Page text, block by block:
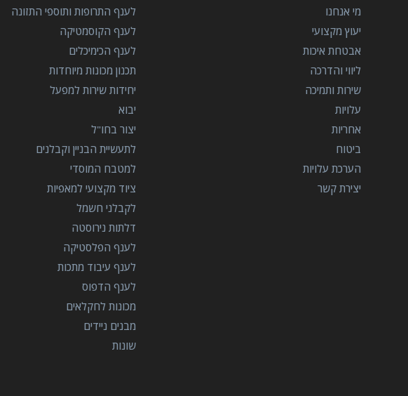
מי אנחנו
יעוץ מקצועי
אבטחת איכות
ליווי והדרכה
שירות ותמיכה
עלויות
אחריות
ביטוח
הערכת עלויות
יצירת קשר
לענף התרופות ותוספי התזונה
לענף הקוסמטיקה
לענף הכימיכלים
תכנון מכונות מיוחדות
יחידות שירות למפעל
יבוא
יצור בחו"ל
לתעשיית הבניין וקבלנים
למטבח המוסדי
ציוד מקצועי למאפיות
לקבלני חשמל
דלתות נירוסטה
לענף הפלסטיקה
לענף עיבוד מתכות
לענף הדפוס
מכונות לחקלאים
מבנים ניידים
שונות